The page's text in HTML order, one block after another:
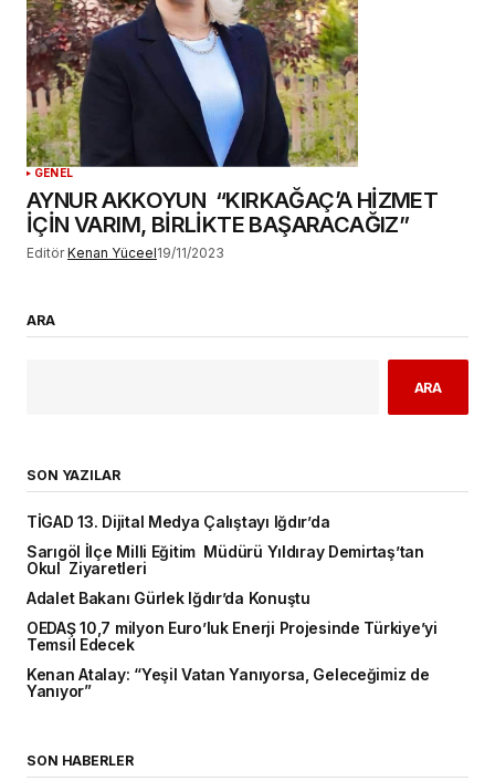
GENEL
AYNUR AKKOYUN “KIRKAĞAÇ’A HİZMET
İÇİN VARIM, BİRLİKTE BAŞARACAĞIZ”
Editör Kenan Yüceel19/11/2023
ARA
ARA
SON YAZILAR
TİGAD 13. Dijital Medya Çalıştayı Iğdır’da
Sarıgöl İlçe Milli Eğitim Müdürü Yıldıray Demirtaş’tan
Okul Ziyaretleri
Adalet Bakanı Gürlek Iğdır’da Konuştu
OEDAŞ 10,7 milyon Euro’luk Enerji Projesinde Türkiye’yi
Temsil Edecek
Kenan Atalay: “Yeşil Vatan Yanıyorsa, Geleceğimiz de
Yanıyor”
SON HABERLER